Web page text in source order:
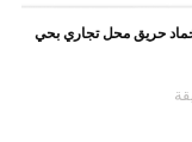
حريق محل تجاري بحي